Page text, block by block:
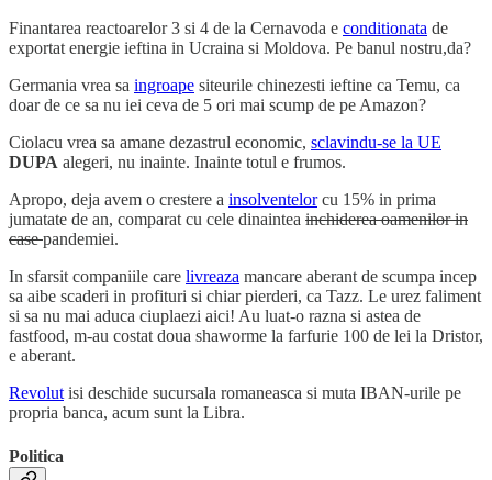
Finantarea reactoarelor 3 si 4 de la Cernavoda e conditionata de
exportat energie ieftina in Ucraina si Moldova. Pe banul nostru,da?
Germania vrea sa ingroape siteurile chinezesti ieftine ca Temu, ca
doar de ce sa nu iei ceva de 5 ori mai scump de pe Amazon?
Ciolacu vrea sa amane dezastrul economic, sclavindu-se la UE
DUPA alegeri, nu inainte. Inainte totul e frumos.
Apropo, deja avem o crestere a insolventelorcu 15% in prima
jumatate de an, comparat cu cele dinaintea inchiderea oamenilor in
casepandemiei.
In sfarsit companiile care livreaza mancare aberant de scumpa incep
sa aibe scaderi in profituri si chiar pierderi, ca Tazz. Le urez faliment
si sa nu mai aduca ciuplaezi aici! Au luat-o razna si astea de
fastfood, m-au costat doua shaworme la farfurie 100 de lei la Dristor,
e aberant.
Revolut isi deschide sucursala romaneasca si muta IBAN-urile pe
propria banca, acum sunt la Libra.
Politica